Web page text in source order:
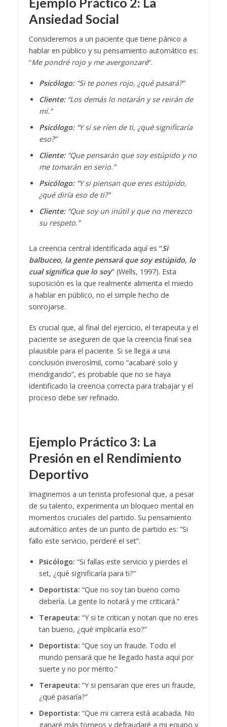
Ansiedad Social
Consideremos a un paciente que tiene pánico a
hablar en público y su pensamiento automático es:
“Me pondré rojo y me avergonzaré“.
Psicólogo:“Si te pones rojo, ¿qué pasará?”
Cliente:“Los demás lo notarán y se reirán de
mí.”
Psicólogo:“Y si se ríen de ti, ¿qué significaría
eso?”
Cliente:“Que pensarán que soy estúpido y no
me tomarán en serio.”
Psicólogo:“Y si piensan que eres estúpido,
¿qué diría eso de ti?”
Cliente:“Que soy un inútil y que no merezco
su respeto.”
La creencia central identificada aquí es “Si
balbuceo, la gente pensará que soy estúpido, lo
cual significa que lo soy”(Wells, 1997). Esta
suposición es la que realmente alimenta el miedo
a hablar en público, no el simple hecho de
sonrojarse.
Es crucial que, al final del ejercicio, el terapeuta y el
paciente se aseguren de que la creencia final sea
plausible para el paciente. Si se llega a una
conclusión inverosímil, como “acabaré solo y
mendigando”, es probable que no se haya
identificado la creencia correcta para trabajar y el
proceso debe ser refinado.
Ejemplo Práctico 3: La
Presión en el Rendimiento
Deportivo
Imaginemos a un tenista profesional que, a pesar
de su talento, experimenta un bloqueo mental en
momentos cruciales del partido. Su pensamiento
automático antes de un punto de partido es: “Si
fallo este servicio, perderé el set”.
Psicólogo: “Si fallas este servicio y pierdes el
set, ¿qué significaría para ti?”
Deportista: “Que no soy tan bueno como
debería. La gente lo notará y me criticará.”
Terapeuta: “Y si te critican y notan que no eres
tan bueno, ¿qué implicaría eso?”
Deportista: “Que soy un fraude. Todo el
mundo pensará que he llegado hasta aquí por
suerte y no por mérito.”
Terapeuta: “Y si pensaran que eres un fraude,
¿qué pasaría?”
Deportista: “Que mi carrera está acabada. No
ganaré más torneos y defraudaré a mi equipo y